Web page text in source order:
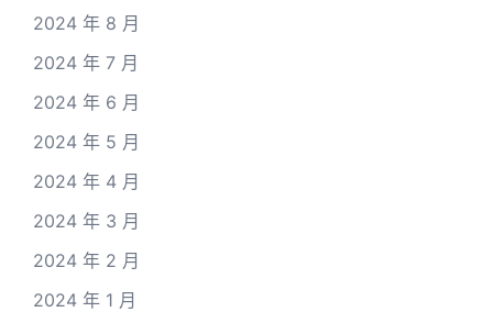
2024 年 8 月
2024 年 7 月
2024 年 6 月
2024 年 5 月
2024 年 4 月
2024 年 3 月
2024 年 2 月
2024 年 1 月